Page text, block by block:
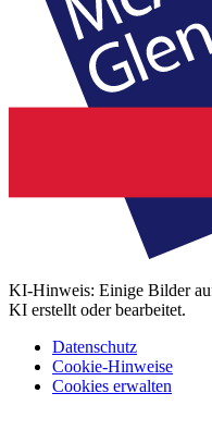
KI-Hinweis: Einige Bilder
KI erstellt oder bearbeitet.
Datenschutz
Cookie-Hinweise
Cookies erwalten